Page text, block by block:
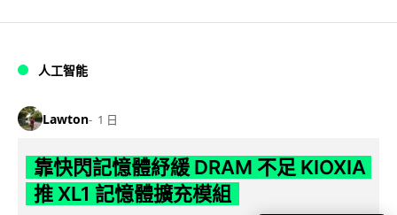
人工智能
Lawton 1 日
靠快閃記憶體紓緩 DRAM 不足 KIOXIA
推 XL1 記憶體擴充模組